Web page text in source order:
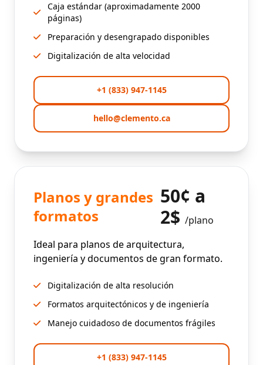
Caja estándar (aproximadamente 2000
páginas)
Preparación y desengrapado disponibles
Digitalización de alta velocidad
+1 (833) 947-1145
hello@clemento.ca
Planos y grandes
formatos
50¢ a
2$ /plano
Ideal para planos de arquitectura,
ingeniería y documentos de gran formato.
Digitalización de alta resolución
Formatos arquitectónicos y de ingeniería
Manejo cuidadoso de documentos frágiles
+1 (833) 947-1145